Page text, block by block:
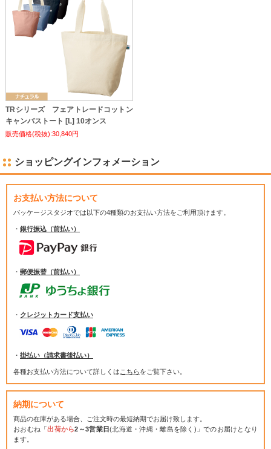
TRシリーズ フェアトレードコットン
キャンバストート [L] 10オンス
販売価格(税抜):30,840円
ショッピングインフォメーション
お支払い方法について
パッケージスタジオでは以下の4種類のお支払い方法をご利用頂けます。
・ 銀行振込（前払い）
・ 郵便振替（前払い）
・ クレジットカード支払い
・ 掛払い（請求書後払い）
各種お支払い方法について詳しくは こちらをご覧下さい。
納期について
商品の在庫がある場合、ご注文時の最短納期でお届け致します。
おおむね「出荷から2～3営業日(北海道・沖縄・離島を除く)」でのお届けとなり
ます。